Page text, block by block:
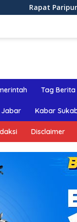
ke-13 DPRD
Tag Berita
Kabar
Disclaimer